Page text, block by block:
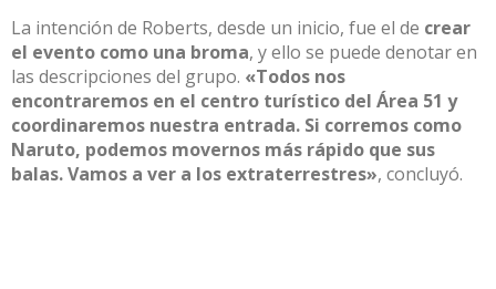
La intención de Roberts, desde un inicio, fue el de crear
el evento como una broma, y ello se puede denotar en
las descripciones del grupo. «Todos nos
encontraremos en el centro turístico del Área 51 y
coordinaremos nuestra entrada. Si corremos como
Naruto, podemos movernos más rápido que sus
balas. Vamos a ver a los extraterrestres», concluyó.